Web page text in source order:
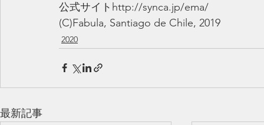
公式サイトhttp://synca.jp/ema/
(C)Fabula, Santiago de Chile, 2019
2020
最新記事